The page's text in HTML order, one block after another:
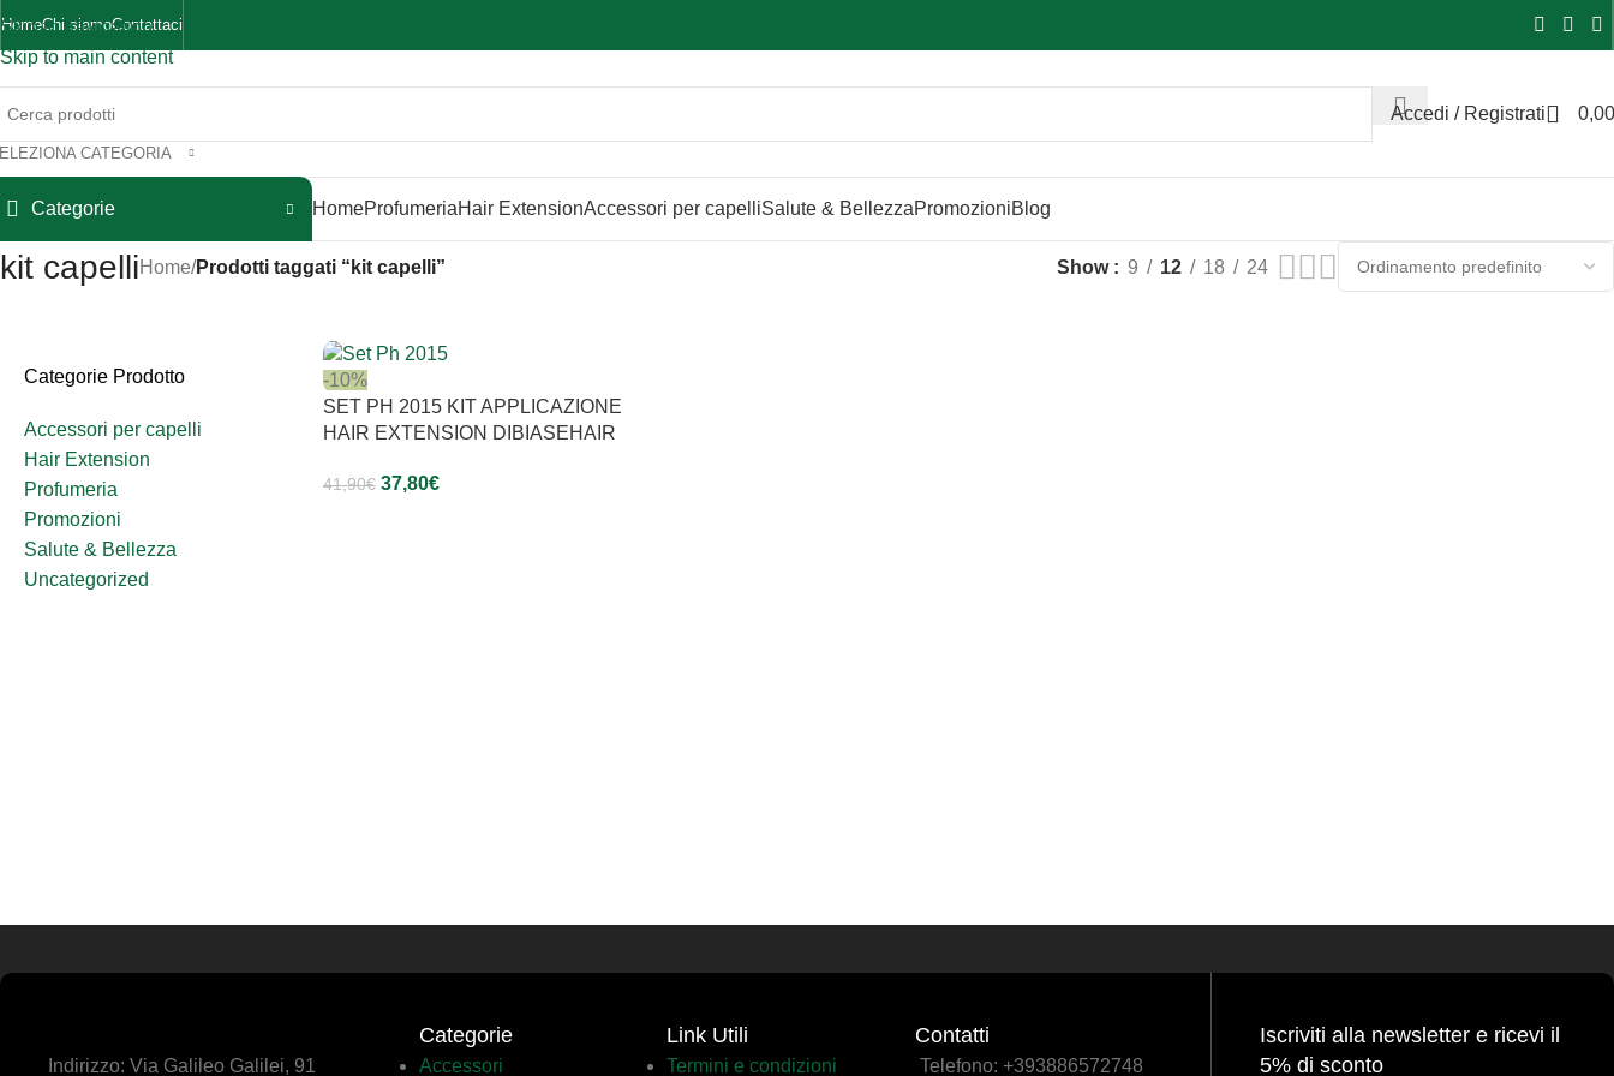
Skip to navigation
Skip to main content
HomeChi siamoContattaci
CATEGORIA
Accedi / Registrati 0,00
Categorie HomeProfumeriaHair ExtensionAccessori per capelliSalute & BellezzaPromozioniBlog
kit capelliHome/Prodotti taggati “kit capelli” Show 9 12 18 24
Categorie Prodotto
Accessori per capelli
Hair Extension
Profumeria
Promozioni
Salute & Bellezza
Uncategorized
-10%
SET PH 2015 KIT APPLICAZIONE
HAIR EXTENSION DIBIASEHAIR
41,90€ 37,80€
Indirizzo: Via Galileo Galilei, 91
Categorie
Accessori
Link Utili
Termini e condizioni
Contatti
Telefono: +393886572748
Iscriviti alla newsletter e ricevi il
5% di sconto